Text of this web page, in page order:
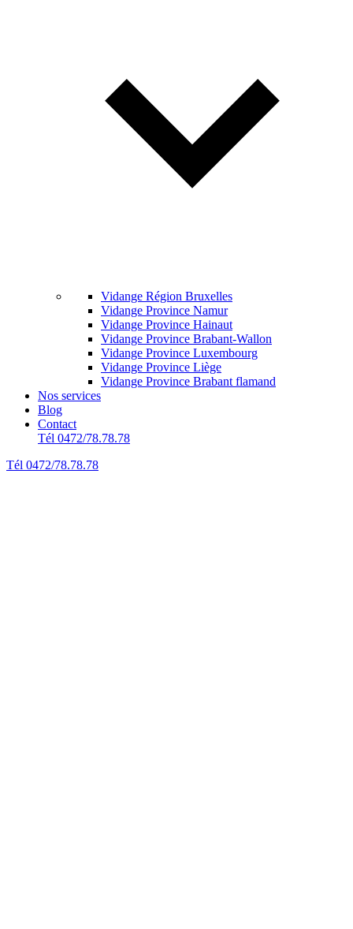
Vidange Région Bruxelles
Vidange Province Namur
Vidange Province Hainaut
Vidange Province Brabant-Wallon
Vidange Province Luxembourg
Vidange Province Liège
Vidange Province Brabant flamand
Nos services
Blog
Contact
Tél 0472/78.78.78
Tél 0472/78.78.78